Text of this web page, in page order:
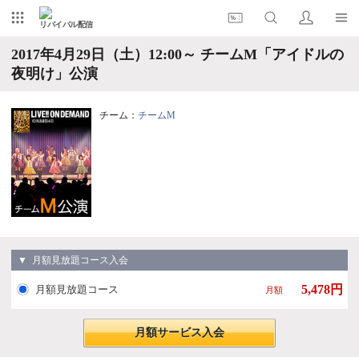
リバイバル配信
2017年4月29日（土）12:00～ チームM「アイドルの
夜明け」公演
チーム： チームM
▼ 月額見放題コース入会
月額見放題コース 月額 5,478円
月額サービス入会